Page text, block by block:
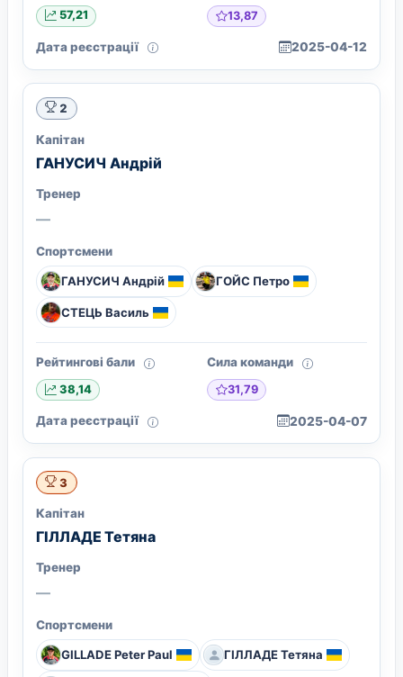
57,21 13,87
Дата реєстрації 2025-04-12
2
Капітан
ГАНУСИЧ Андрій
Тренер
—
Спортсмени
ГАНУСИЧ Андрій ГОЙС Петро
СТЕЦЬ Василь
Рейтингові бали
38,14
Сила команди
31,79
Дата реєстрації 2025-04-07
3
Капітан
ГІЛЛАДЕ Тетяна
Тренер
—
Спортсмени
GILLADE Peter Paul ГІЛЛАДЕ Тетяна